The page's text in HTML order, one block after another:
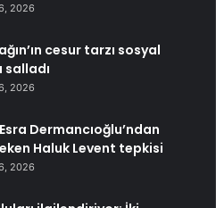
2026
cesur tarzı sosyal
salladı
2026
Dermancıoğlu’ndan
Haluk Levent tepkisi
2026